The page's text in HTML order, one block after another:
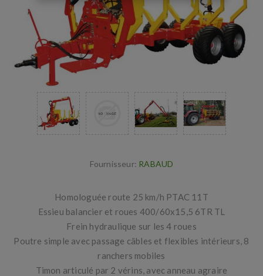
Fournisseur: RABAUD
Homologuée route 25 km/h PTAC 11T
Essieu balancier et roues 400/60x15,5 6TR TL
Frein hydraulique sur les 4 roues
Poutre simple avec passage câbles et flexibles intérieurs, 8
ranchers mobiles
Timon articulé par 2 vérins, avec anneau agraire